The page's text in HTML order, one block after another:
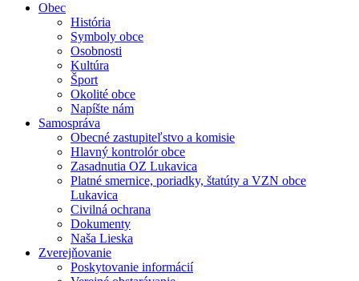
Obec
História
Symboly obce
Osobnosti
Kultúra
Šport
Okolité obce
Napíšte nám
Samospráva
Obecné zastupiteľstvo a komisie
Hlavný kontrolór obce
Zasadnutia OZ Lukavica
Platné smernice, poriadky, štatúty a VZN obce
Lukavica
Civilná ochrana
Dokumenty
Naša Lieska
Zverejňovanie
Poskytovanie informácií